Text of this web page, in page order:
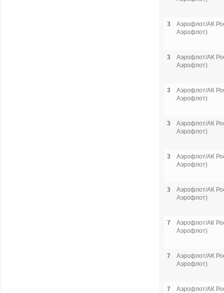
3
Аэрофлот/АК
Аэрофлот)
3
Аэрофлот/АК
Аэрофлот)
3
Аэрофлот/АК
Аэрофлот)
3
Аэрофлот/АК
Аэрофлот)
3
Аэрофлот/АК
Аэрофлот)
3
Аэрофлот/АК
Аэрофлот)
7
Аэрофлот/АК
Аэрофлот)
7
Аэрофлот/АК
Аэрофлот)
7
Аэрофлот/АК